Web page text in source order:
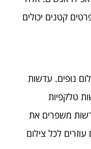
קטנים יכולים
נופים. עדשות
טלקפיות
משפרים את
לכל צילום